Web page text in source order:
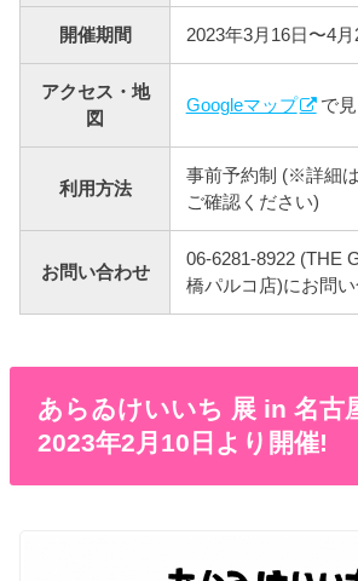
開催期間 2023年3月16日〜4月
アクセス・地
図
Googleマップ で
利用方法
事前予約制 (※詳細は
ご確認ください)
お問い合わせ
06-6281-8922 (THE
橋パルコ店)にお問い
あらゐけいいち 展 in 名古
2023年2月10日より開催!